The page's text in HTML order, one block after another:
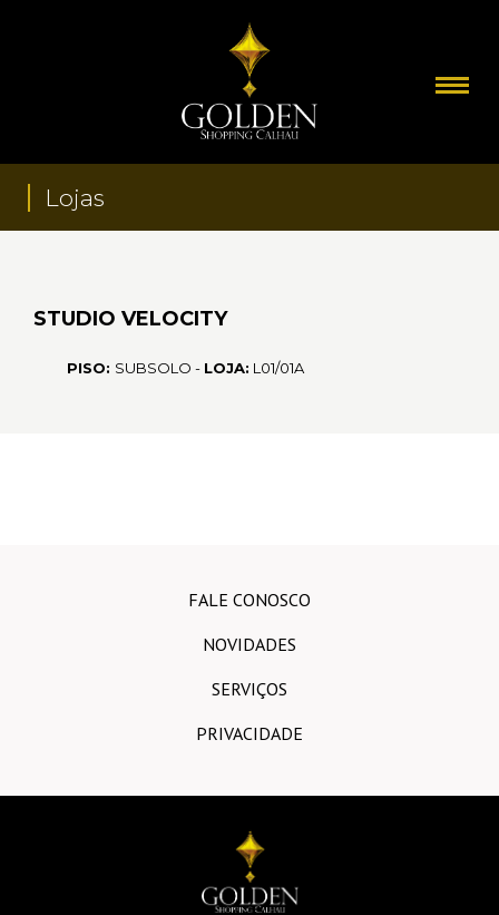
Lojas
STUDIO VELOCITY
PISO: SUBSOLO - LOJA: L01/01A
FALE CONOSCO
NOVIDADES
SERVIÇOS
PRIVACIDADE